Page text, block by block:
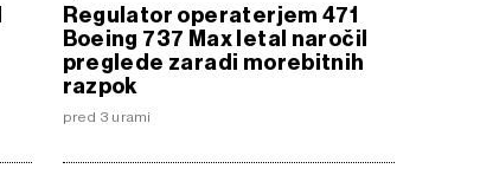
Regulator operaterjem 471
Boeing 737 Max letal naročil
preglede zaradi morebitnih
razpok
pred 3 urami